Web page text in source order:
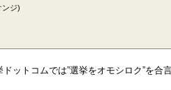
ンジ)
ドットコムでは”選挙をオモシロク”を